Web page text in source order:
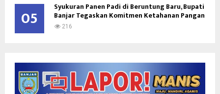
05 Syukuran Panen Padi di Beruntung Baru, Bupati
Banjar Tegaskan Komitmen Ketahanan Pangan
216